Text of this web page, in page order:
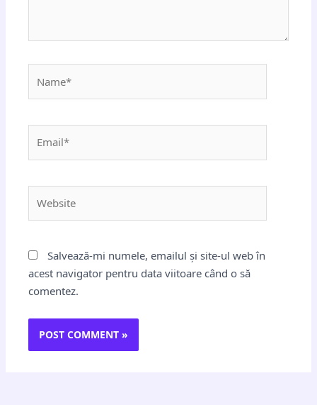
Salvează-mi numele, emailul și site-ul web în
acest navigator pentru data viitoare când o să
comentez.